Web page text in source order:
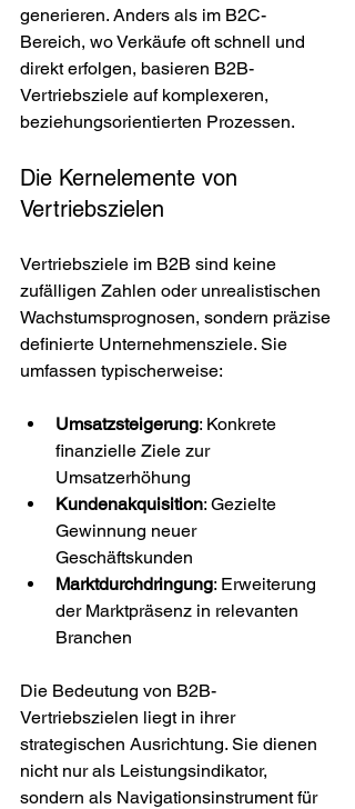
generieren. Anders als im B2C-
Bereich, wo Verkäufe oft schnell und
direkt erfolgen, basieren B2B-
Vertriebsziele auf komplexeren,
beziehungsorientierten Prozessen.
Die Kernelemente von
Vertriebszielen
Vertriebsziele im B2B sind keine
zufälligen Zahlen oder unrealistischen
Wachstumsprognosen, sondern präzise
definierte Unternehmensziele. Sie
umfassen typischerweise:
Umsatzsteigerung: Konkrete
finanzielle Ziele zur
Umsatzerhöhung
Kundenakquisition: Gezielte
Gewinnung neuer
Geschäftskunden
Marktdurchdringung: Erweiterung
der Marktpräsenz in relevanten
Branchen
Die Bedeutung von B2B-
Vertriebszielen liegt in ihrer
strategischen Ausrichtung. Sie dienen
nicht nur als Leistungsindikator,
sondern als Navigationsinstrument für